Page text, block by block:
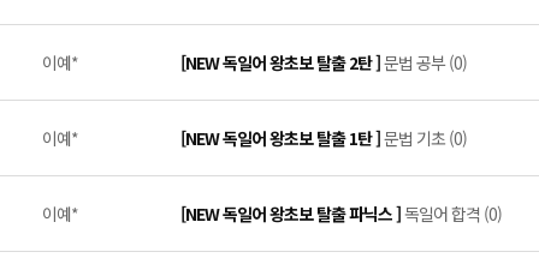
이예* [NEW 독일어 왕초보 탈출 2탄 ]문법 공부 (0)
이예* [NEW 독일어 왕초보 탈출 1탄 ]문법 기초 (0)
이예* [NEW 독일어 왕초보 탈출 파닉스 ]독일어 합격 (0)